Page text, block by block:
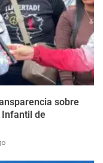
sobre
Infantil de